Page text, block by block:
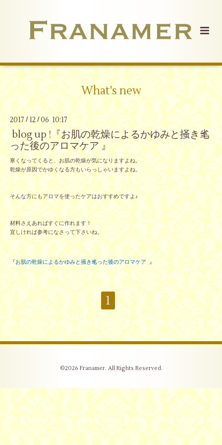
What's new
2017/12 /06 10:17
blog up !『お肌の乾燥によるかゆみと掻き毟
った後のアロマケア 』
寒くなってくると、お肌の乾燥が気になりますよね。
乾燥が原因でかゆくなる方もいらっしゃいますよね。
そんな方にもアロマを使ったケアはおすすめですよ♪
材料さえあればすぐに作れます！
宜しければ参考になさって下さいね。
『お肌の乾燥によるかゆみと掻き毟った後のアロマケア』
1
©2026 Franamer. All Rights Reserved.